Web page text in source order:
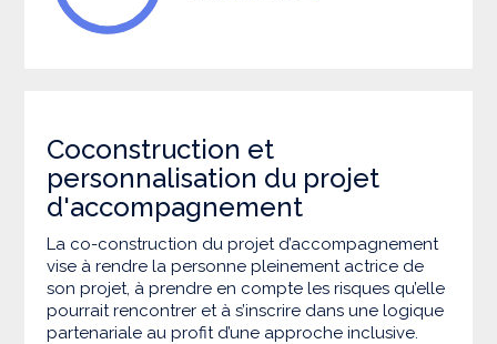
Coconstruction et
personnalisation du projet
d'accompagnement
La co-construction du projet d’accompagnement
vise à rendre la personne pleinement actrice de
son projet, à prendre en compte les risques qu’elle
pourrait rencontrer et à s’inscrire dans une logique
partenariale au profit d’une approche inclusive.